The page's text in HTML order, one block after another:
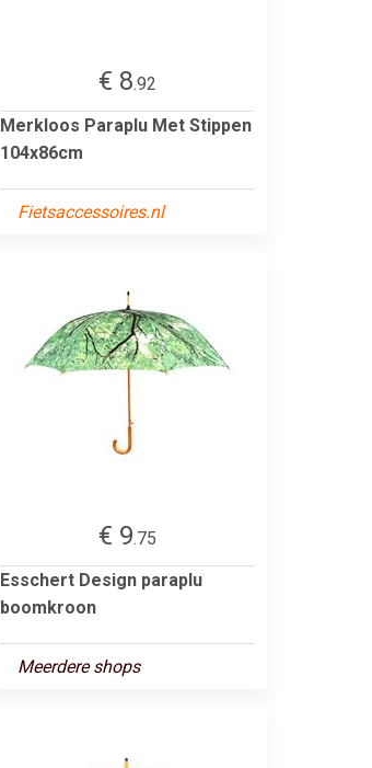
€ 8.92
Merkloos Paraplu Met Stippen
104x86cm
Fietsaccessoires.nl
€ 9.75
Esschert Design paraplu
boomkroon
Meerdere shops